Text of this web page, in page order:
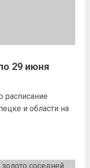
29 июня
и области на